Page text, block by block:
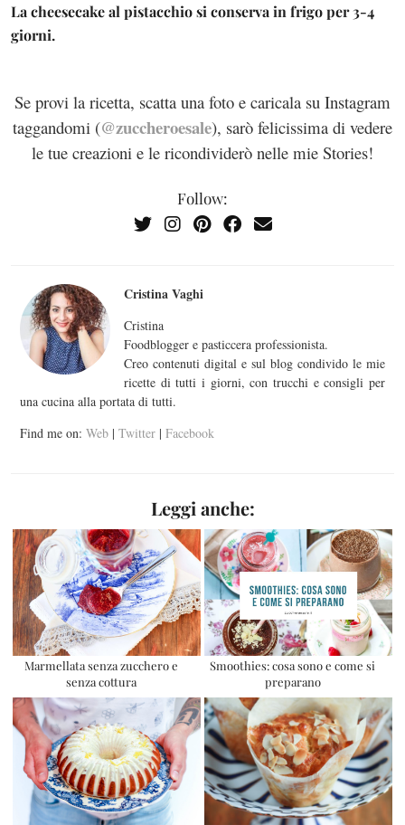
La cheesecake al pistacchio si conserva in frigo per 3-4
giorni.
Se provi la ricetta, scatta una foto e caricala su Instagram
taggandomi (@zuccheroesale), sarò felicissima di vedere
le tue creazioni e le ricondividerò nelle mie Stories!
Follow:
Cristina Vaghi
Cristina
Foodblogger e pasticcera professionista.
Creo contenuti digital e sul blog condivido le mie
ricette di tutti i giorni, con trucchi e consigli per
una cucina alla portata di tutti.
Find me on: Web | Twitter | Facebook
Leggi anche:
Marmellata senza zucchero e
senza cottura
Smoothies: cosa sono e come si
preparano